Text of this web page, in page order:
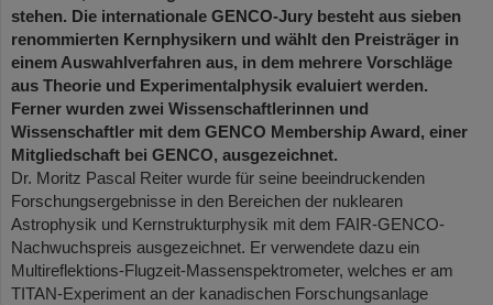
stehen. Die internationale GENCO-Jury besteht aus sieben
renommierten Kernphysikern und wählt den Preisträger in
einem Auswahlverfahren aus, in dem mehrere Vorschläge
aus Theorie und Experimentalphysik evaluiert werden.
Ferner wurden zwei Wissenschaftlerinnen und
Wissenschaftler mit dem GENCO Membership Award, einer
Mitgliedschaft bei GENCO, ausgezeichnet.
Dr. Moritz Pascal Reiter wurde für seine beeindruckenden
Forschungsergebnisse in den Bereichen der nuklearen
Astrophysik und Kernstrukturphysik mit dem FAIR-GENCO-
Nachwuchspreis ausgezeichnet. Er verwendete dazu ein
Multireflektions-Flugzeit-Massenspektrometer, welches er am
TITAN-Experiment an der kanadischen Forschungsanlage